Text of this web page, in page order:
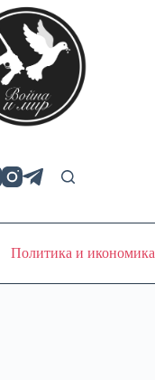
Политика и икономика